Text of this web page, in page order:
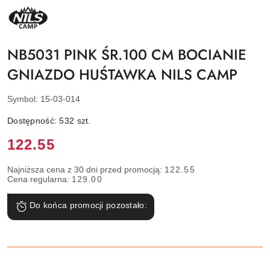
NAZWA
PRODUCENTA:
NILS
NB5031 PINK ŚR.100 CM BOCIANIE
GNIAZDO HUŚTAWKA NILS CAMP
Symbol: 15-03-014
Dostępność:532 szt.
Cena:
122.55
Najniższa cena z 30 dni przed promocją: 122.55
Cena regularna: 129.00
Do końca promocji pozostało: